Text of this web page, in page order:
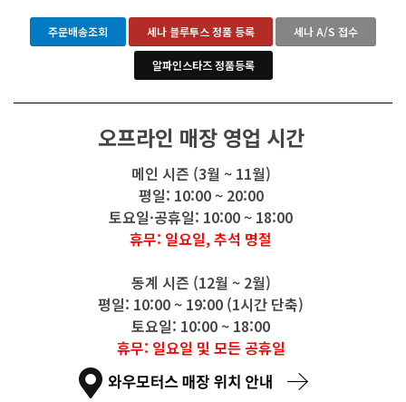
주문배송조회 세나 블루투스 정품 등록 세나 A/S 접수
알파인스타즈 정품등록
오프라인 매장 영업 시간
메인 시즌 (3월 ~ 11월)
평일: 10:00 ~ 20:00
토요일·공휴일: 10:00 ~ 18:00
휴무: 일요일, 추석 명절
동계 시즌 (12월 ~ 2월)
평일: 10:00 ~ 19:00 (1시간 단축)
토요일: 10:00 ~ 18:00
휴무: 일요일 및 모든 공휴일